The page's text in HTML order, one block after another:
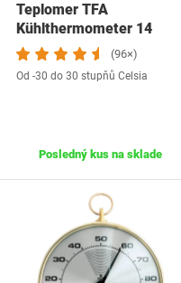
Teplomer TFA
Kühlthermometer 14
4006
(96×)
Od -30 do 30 stupňů Celsia
Posledný kus na sklade